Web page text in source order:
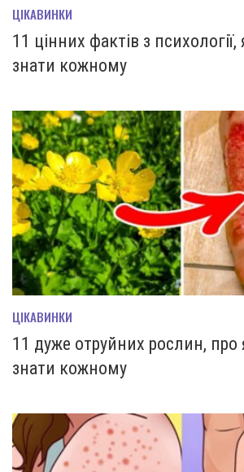
ЦІКАВИНКИ
11 цінних фактів з психології,
знати кожному
ЦІКАВИНКИ
11 дуже отруйних рослин, про
знати кожному